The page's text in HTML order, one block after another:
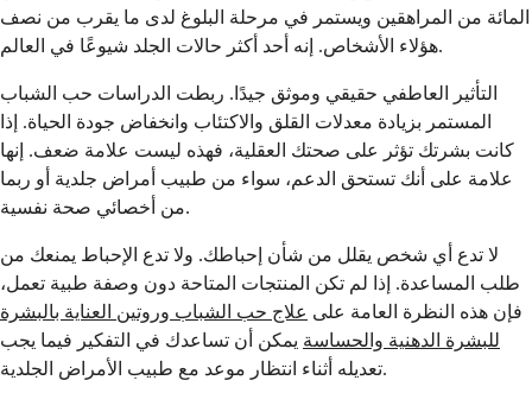
المائة من المراهقين ويستمر في مرحلة البلوغ لدى ما يقرب من نصف
هؤلاء الأشخاص. إنه أحد أكثر حالات الجلد شيوعًا في العالم.
التأثير العاطفي حقيقي وموثق جيدًا. ربطت الدراسات حب الشباب
المستمر بزيادة معدلات القلق والاكتئاب وانخفاض جودة الحياة. إذا
كانت بشرتك تؤثر على صحتك العقلية، فهذه ليست علامة ضعف. إنها
علامة على أنك تستحق الدعم، سواء من طبيب أمراض جلدية أو ربما
من أخصائي صحة نفسية.
لا تدع أي شخص يقلل من شأن إحباطك. ولا تدع الإحباط يمنعك من
طلب المساعدة. إذا لم تكن المنتجات المتاحة دون وصفة طبية تعمل،
فإن هذه النظرة العامة على علاج حب الشباب وروتين العناية بالبشرة
للبشرة الدهنية والحساسة يمكن أن تساعدك في التفكير فيما يجب
تعديله أثناء انتظار موعد مع طبيب الأمراض الجلدية.